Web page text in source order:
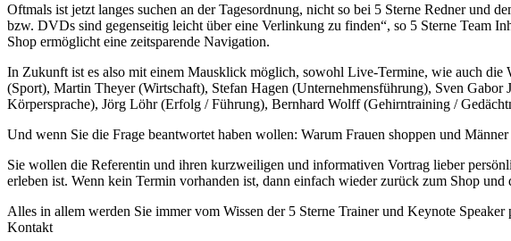
Oftmals ist jetzt langes suchen an der Tagesordnung, nicht so bei 5 Sterne Redner und
bzw. DVDs sind gegenseitig leicht über eine Verlinkung zu finden“, so 5 Sterne Team
Shop ermöglicht eine zeitsparende Navigation.
In Zukunft ist es also mit einem Mausklick möglich, sowohl Live-Termine, wie auch
(Sport), Martin Theyer (Wirtschaft), Stefan Hagen (Unternehmensführung), Sven
Körpersprache), Jörg Löhr (Erfolg / Führung), Bernhard Wolff (Gehirntraining /
Und wenn Sie die Frage beantwortet haben wollen: Warum Frauen shoppen und
Sie wollen die Referentin und ihren kurzweiligen und informativen Vortrag lieber
erleben ist. Wenn kein Termin vorhanden ist, dann einfach wieder zurück zum Shop
Alles in allem werden Sie immer vom Wissen der 5 Sterne Trainer und Keynote
Kontakt